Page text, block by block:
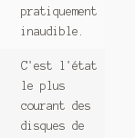
pratiquement
inaudible.
C'est l'état
le plus
courant des
disques de